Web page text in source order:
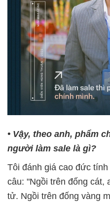
• Vậy, theo anh, phẩm
người làm sale là gì?
Tôi đánh giá cao đức
câu: "Ngồi trên đống cát,
tử. Ngồi trên đống vàng